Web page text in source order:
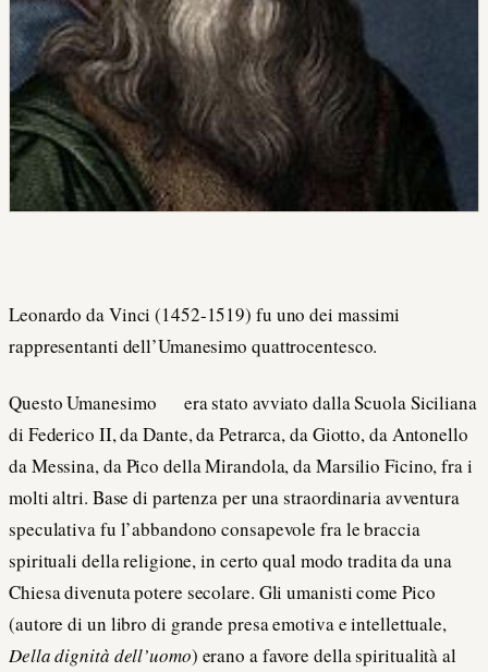
Leonardo da Vinci (1452-1519) fu uno dei massimi
rappresentanti dell’Umanesimo quattrocentesco.
Questo Umanesimo era stato avviato dalla Scuola Siciliana
di Federico II, da Dante, da Petrarca, da Giotto, da Antonello
da Messina, da Pico della Mirandola, da Marsilio Ficino, fra i
molti altri. Base di partenza per una straordinaria avventura
speculativa fu l’abbandono consapevole fra le braccia
spirituali della religione, in certo qual modo tradita da una
Chiesa divenuta potere secolare. Gli umanisti come Pico
(autore di un libro di grande presa emotiva e intellettuale,
Della dignità dell’uomo) erano a favore della spiritualità al